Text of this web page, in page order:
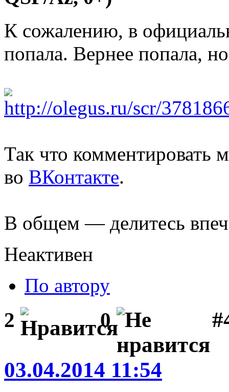
К сожалению, в
попала. Вернее попала,
Так что комментировать
во ВКонтакте.
В общем — делитесь
Неактивен
По автору
2 0
03.04.2014 11:54